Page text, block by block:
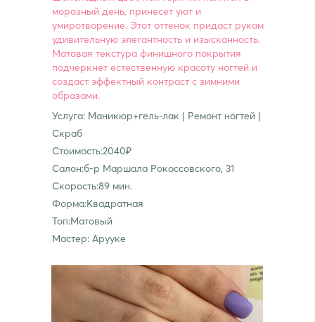
Услуга: Маникюр+гель-лак | Ремонт ногтей |
Скраб
Стоимость:2040₽
Салон:б-р Маршала Рокоссовского, 31
Скорость:89 мин.
Форма:Квадратная
Топ:Матовый
Мастер: Арууке
морозный день, принесет уют и
умиротворение. Этот оттенок придаст рукам
удивительную элегантность и изысканность.
Матовая текстура финишного покрытия
подчеркнет естественную красоту ногтей и
создаст эффектный контраст с зимними
образами.